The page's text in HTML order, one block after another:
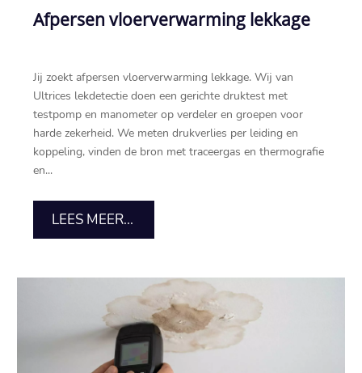
Afpersen vloerverwarming lekkage
Jij zoekt afpersen vloerverwarming lekkage. Wij van
Ultrices lekdetectie doen een gerichte druktest met
testpomp en manometer op verdeler en groepen voor
harde zekerheid. We meten drukverlies per leiding en
koppeling, vinden de bron met traceergas en thermografie
en...
LEES MEER...